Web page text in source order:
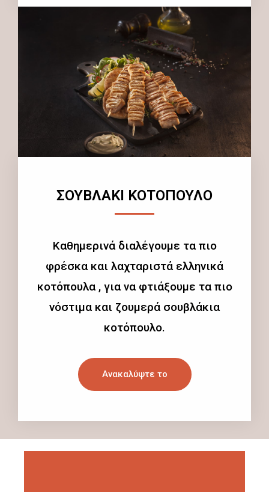
ΣΟΥΒΛΑΚΙ ΚΟΤΟΠΟΥΛΟ
Καθημερινά διαλέγουμε τα πιο
φρέσκα και λαχταριστά ελληνικά
κοτόπουλα , για να φτιάξουμε τα πιο
νόστιμα και ζουμερά σουβλάκια
κοτόπουλο.
Ανακαλύψτε το